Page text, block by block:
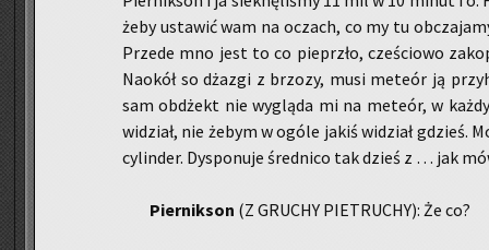
żeby usta­wić wam na oczach, co my tu
Przede mno jest to co pie­prz­ło, cze­ścio­wo
Na­okół so dża­zgi z brzo­zy, musi me­te­ór ją
sam ob­dżekt nie wy­glą­da mi na me­te­ór, w
wi­dział, nie żebym w ogóle jakiś wi­dział gdzieś.
cy­lin­der. Dys­po­nu­je śred­ni­co tak dzieś z … jak
Pier­nik­son (Z GRU­CHY PIE­TRU­CHY): Że co?